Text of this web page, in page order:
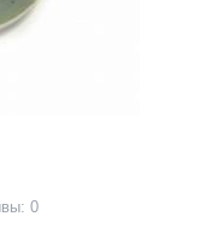
0